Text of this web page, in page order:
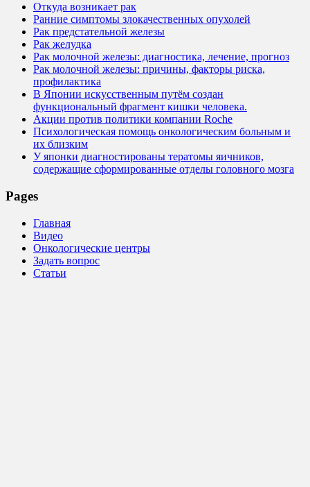
Откуда возникает рак
Ранние симптомы злокачественных опухолей
Рак предстательной железы
Рак желудка
Рак молочной железы: диагностика, лечение, прогноз
Рак молочной железы: причины, факторы риска,
профилактика
В Японии искусственным путём создан
функциональный фрагмент кишки человека.
Акции против политики компании Roche
Психологическая помощь онкологическим больным и
их близким
У японки диагностированы тератомы яичников,
содержащие сформированные отделы головного мозга
Pages
Главная
Видео
Онкологические центры
Задать вопрос
Статьи